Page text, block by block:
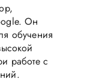
Он
обучения
работе с